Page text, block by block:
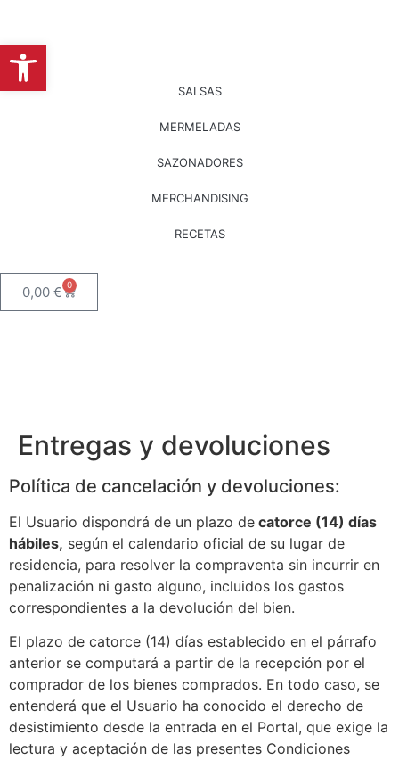
SALSAS
MERMELADAS
SAZONADORES
MERCHANDISING
RECETAS
0,00 € 0
Entregas y devoluciones
Política de cancelación y devoluciones:
El Usuario dispondrá de un plazo de catorce (14) días
hábiles, según el calendario oficial de su lugar de
residencia, para resolver la compraventa sin incurrir en
penalización ni gasto alguno, incluidos los gastos
correspondientes a la devolución del bien.
El plazo de catorce (14) días establecido en el párrafo
anterior se computará a partir de la recepción por el
comprador de los bienes comprados. En todo caso, se
entenderá que el Usuario ha conocido el derecho de
desistimiento desde la entrada en el Portal, que exige la
lectura y aceptación de las presentes Condiciones
Abrir barra de herramientas